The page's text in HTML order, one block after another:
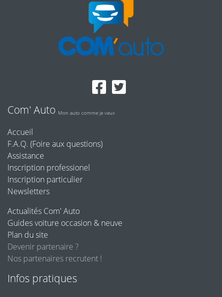
Com' Auto Mon auto comme je veux
Accueil
F.A.Q. (Foire aux questions)
Assistance
Inscription professionel
Inscription particulier
Newsletters
Actualités Com' Auto
Guides voiture occasion & neuve
Plan du site
Devenir partenaire ?
Nos partenaires recrutent !
Infos pratiques